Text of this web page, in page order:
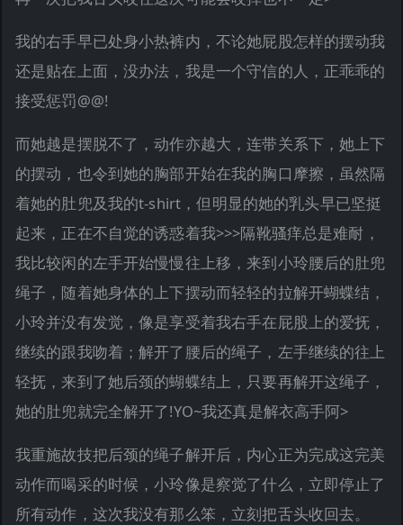
我的右手早已处身小热裤内，不论她屁股怎样的摆动我
还是贴在上面，没办法，我是一个守信的人，正乖乖的
接受惩罚@@!
而她越是摆脱不了，动作亦越大，连带关系下，她上下
的摆动，也令到她的胸部开始在我的胸口摩擦，虽然隔
着她的肚兜及我的t-shirt，但明显的她的乳头早已坚挺
起来，正在不自觉的诱惑着我>>>隔靴骚痒总是难耐，
我比较闲的左手开始慢慢往上移，来到小玲腰后的肚兜
绳子，随着她身体的上下摆动而轻轻的拉解开蝴蝶结，
小玲并没有发觉，像是享受着我右手在屁股上的爱抚，
继续的跟我吻着；解开了腰后的绳子，左手继续的往上
轻抚，来到了她后颈的蝴蝶结上，只要再解开这绳子，
她的肚兜就完全解开了!YO~我还真是解衣高手阿>
我重施故技把后颈的绳子解开后，内心正为完成这完美
动作而喝采的时候，小玲像是察觉了什么，立即停止了
所有动作，这次我没有那么笨，立刻把舌头收回去。